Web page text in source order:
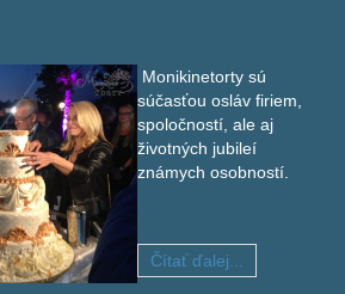
Monikinetorty sú
súčasťou osláv firiem,
spoločností, ale aj
životných jubileí
známych osobností.
Čítať ďalej...